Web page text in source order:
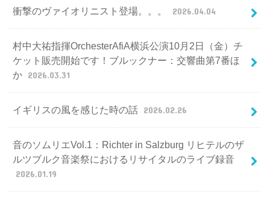
衝撃のヴァイオリニスト登場。。。 2026.04.04
村中大祐指揮OrchesterAfiA横浜公演10月2日（金）チ
ケット販売開始です！ブルックナー：交響曲第7番ほ
か 2026.03.31
イギリスの風を感じた時の話 2026.02.26
音のソムリエVol.1：Richter in Salzburg リヒテルのザ
ルツブルク音楽祭におけるリサイタルのライブ録音
2026.01.19